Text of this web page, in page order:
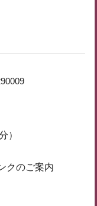
）
クのご案内